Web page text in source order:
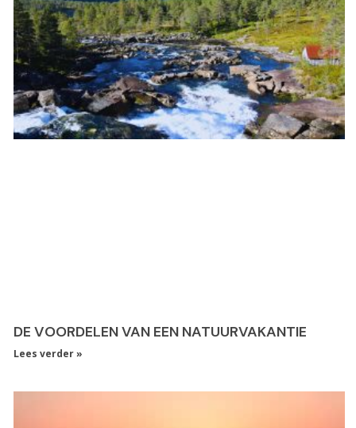
DE VOORDELEN VAN EEN NATUURVAKANTIE
Lees verder »